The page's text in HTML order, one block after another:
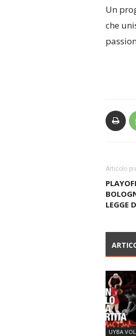
Un
che
Articolo
LEGGE
UYBA